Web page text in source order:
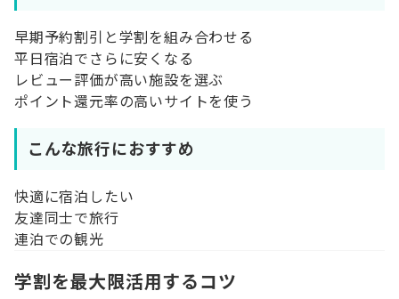
早期予約割引と学割を組み合わせる
平日宿泊でさらに安くなる
レビュー評価が高い施設を選ぶ
ポイント還元率の高いサイトを使う
こんな旅行におすすめ
快適に宿泊したい
友達同士で旅行
連泊での観光
学割を最大限活用するコツ